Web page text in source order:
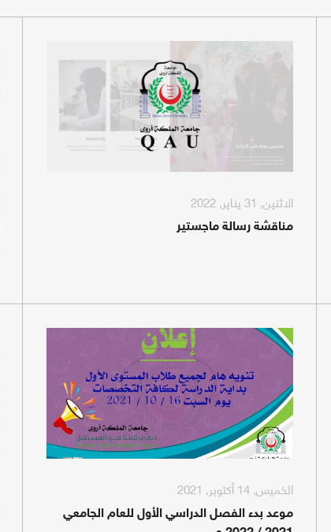
الاثنين, 31 يناير, 2022
مناقشة رسالة ماجستير
الخميس, 14 أكتوبر, 2021
موعد بدء الفصل الدراسي الأول للعام الجامعي